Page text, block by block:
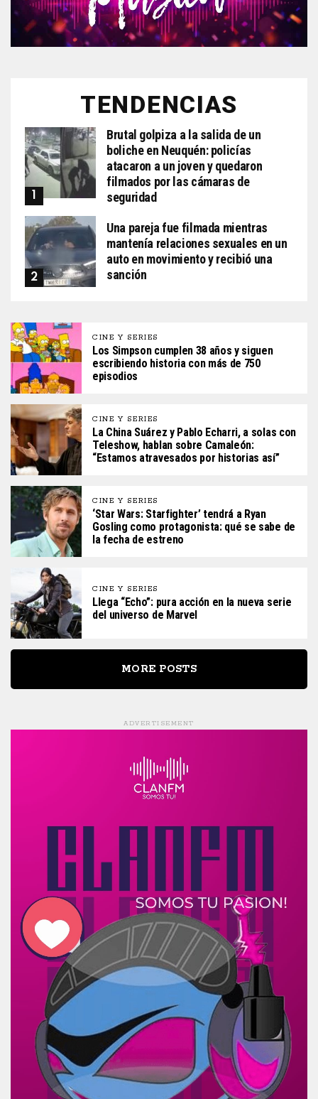
TENDENCIAS
Brutal golpiza a la salida de un
boliche en Neuquén: policías
atacaron a un joven y quedaron
filmados por las cámaras de
seguridad
Una pareja fue filmada mientras
mantenía relaciones sexuales en un
auto en movimiento y recibió una
sanción
CINE Y SERIES
Los Simpson cumplen 38 años y siguen
escribiendo historia con más de 750
episodios
CINE Y SERIES
La China Suárez y Pablo Echarri, a solas con
Teleshow, hablan sobre Camaleón:
“Estamos atravesados por historias así”
CINE Y SERIES
‘Star Wars: Starfighter’ tendrá a Ryan
Gosling como protagonista: qué se sabe de
la fecha de estreno
CINE Y SERIES
Llega “Echo”: pura acción en la nueva serie
del universo de Marvel
MORE POSTS
ADVERTISEMENT